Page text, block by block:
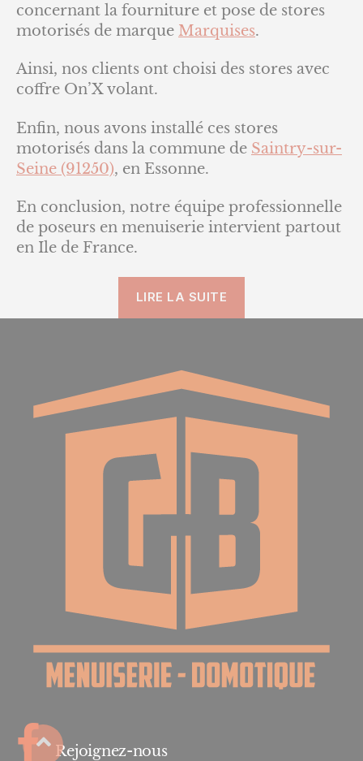
concernant la fourniture et pose de stores
motorisés de marque Marquises.
Ainsi, nos clients ont choisi des stores avec
coffre On’X volant.
Enfin, nous avons installé ces stores
motorisés dans la commune de Saintry-sur-
Seine (91250), en Essonne.
En conclusion, notre équipe professionnelle
de poseurs en menuiserie intervient partout
en Ile de France.
LIRE LA SUITE
Rejoignez-nous